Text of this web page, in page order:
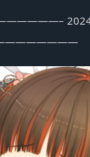
2024 年